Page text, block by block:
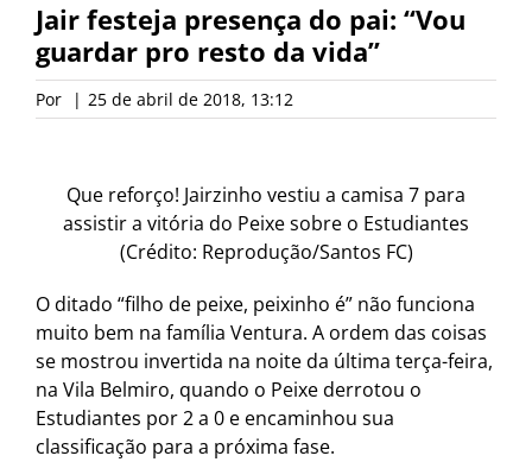
Jair festeja presença do pai: “Vou
guardar pro resto da vida”
Por | 25 de abril de 2018, 13:12
Que reforço! Jairzinho vestiu a camisa 7 para
assistir a vitória do Peixe sobre o Estudiantes
(Crédito: Reprodução/Santos FC)
O ditado “filho de peixe, peixinho é” não funciona
muito bem na família Ventura. A ordem das coisas
se mostrou invertida na noite da última terça-feira,
na Vila Belmiro, quando o Peixe derrotou o
Estudiantes por 2 a 0 e encaminhou sua
classificação para a próxima fase.